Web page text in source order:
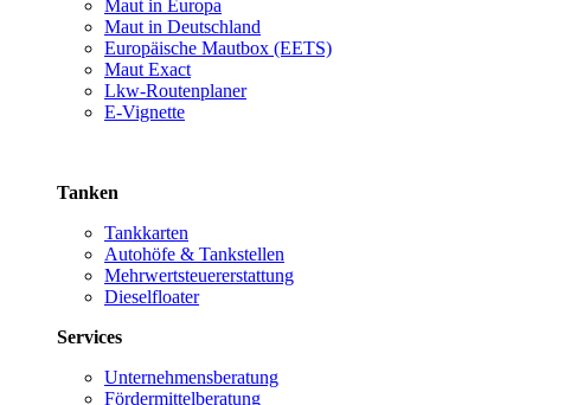
Maut in Europa
Maut in Deutschland
Europäische Mautbox (EETS)
Maut Exact
Lkw-Routenplaner
E-Vignette
Tanken
Tankkarten
Autohöfe & Tankstellen
Mehrwertsteuererstattung
Dieselfloater
Services
Unternehmensberatung
Fördermittelberatung